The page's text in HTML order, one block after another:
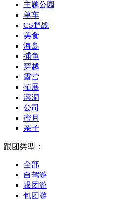
主题公园
单车
CS野战
美食
海岛
捕鱼
穿越
露营
拓展
溶洞
公司
蜜月
亲子
跟团类型：
全部
自驾游
跟团游
包团游